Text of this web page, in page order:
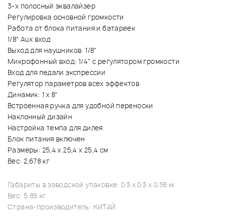
3-х полосный эквалайзер
Регулировка основной громкости
Работа от блока питания и батареек
1/8" Aux вход
Выход для наушников: 1/8"
Микрофонный вход: 1/4" с регулятором громкости
Вход для педали экспрессии
Регулятор параметров всех эффектов
Динамик: 1 х 8"
Встроенная ручка для удобной переноски
Наклонный дизайн
Настройка темпа для дилея
Блок питания включен
Размеры: 25,4 х 25,4 х 25,4 см
Вес: 2,678 кг
Габариты в заводской упаковке: 0.3 x 0.3 x 0.36 м.
Вес: 5.85 кг
Страна-производитель: КИТАЙ